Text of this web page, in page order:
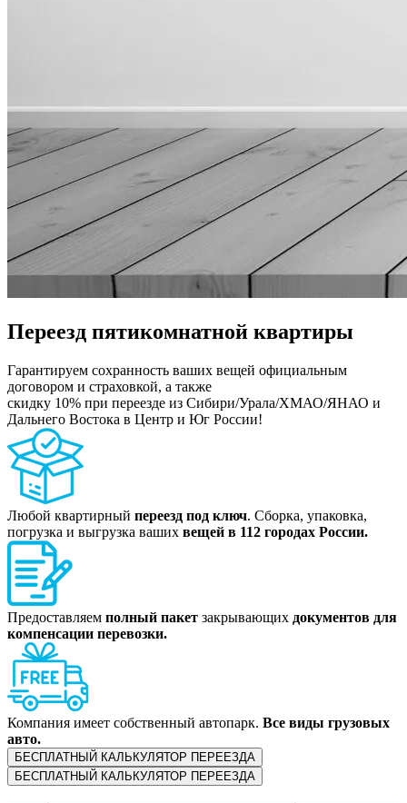
Переезд пятикомнатной квартиры
Гарантируем сохранность ваших вещей официальным
договором и страховкой, а также
скидку 10% при переезде из Сибири/Урала/ХМАО/ЯНАО и
Дальнего Востока в Центр и Юг России!
Любой квартирный переезд под ключ. Сборка, упаковка,
погрузка и выгрузка ваших вещей в 112 городах России.
Предоставляем полный пакет закрывающих документов для
компенсации перевозки.
Компания имеет собственный автопарк. Все виды грузовых
авто.
БЕСПЛАТНЫЙ КАЛЬКУЛЯТОР ПЕРЕЕЗДА
БЕСПЛАТНЫЙ КАЛЬКУЛЯТОР ПЕРЕЕЗДА